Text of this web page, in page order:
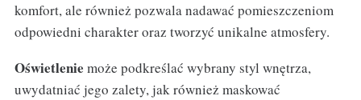
komfort, ale również pozwala nadawać pomieszczeniom
odpowiedni charakter oraz tworzyć unikalne atmosfery.
Oświetlenie może podkreślać wybrany styl wnętrza,
uwydatniać jego zalety, jak również maskować